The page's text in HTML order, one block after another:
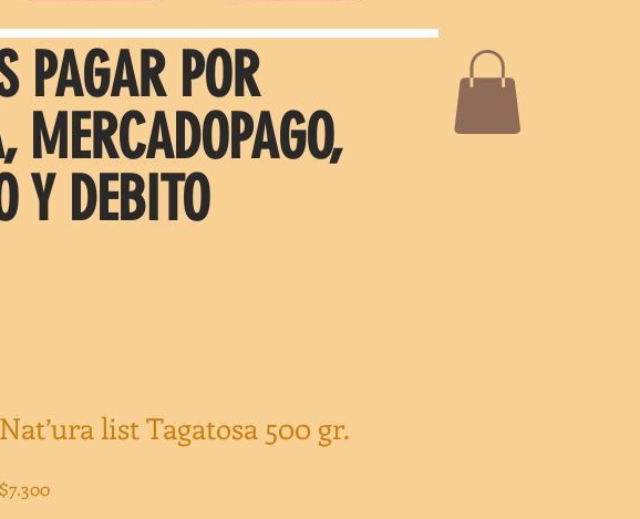
PAGAR POR
MERCADOPAGO,
Y DEBITO
Nat’ura list Tagatosa 500 gr.
$7.300Precio